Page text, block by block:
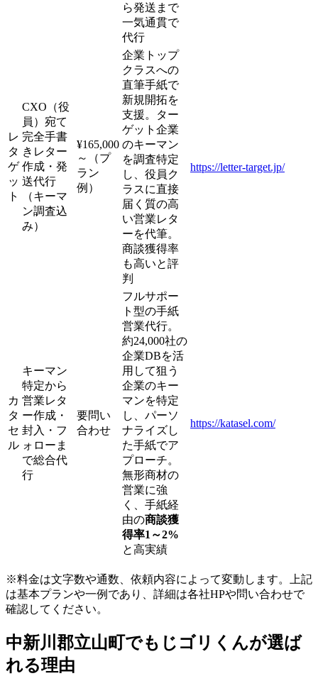
ら発送まで
一気通貫で
代行
レ
タ
ゲ
ッ
ト
CXO（役
員）宛て
完全手書
きレター
作成・発
送代行
（キーマ
ン調査込
み）
¥165,000
～（プ
ラン
例）
企業トップ
クラスへの
直筆手紙で
新規開拓を
支援。ター
ゲット企業
のキーマン
を調査特定
し、役員ク
ラスに直接
届く質の高
い営業レタ
ーを代筆。
商談獲得率
も高いと評
判
https://letter-target.jp/
カ
タ
セ
ル
キーマン
特定から
営業レタ
ー作成・
封入・フ
ォローま
で総合代
行
要問い
合わせ
フルサポー
ト型の手紙
営業代行。
約24,000社の
企業DBを活
用して狙う
企業のキー
マンを特定
し、パーソ
ナライズし
た手紙でア
プローチ。
無形商材の
営業に強
く、手紙経
由の商談獲
得率1～2%
と高実績
https://katasel.com/
※料金は文字数や通数、依頼内容によって変動します。上記
は基本プランや一例であり、詳細は各社HPや問い合わせで
確認してください。​
中新川郡立山町でもじゴリくんが選ば
れる理由